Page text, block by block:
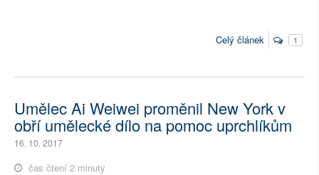
Celý článek 1
Umělec Ai Weiwei proměnil New York v
obří umělecké dílo na pomoc uprchlíkům
16. 10. 2017
čas čtení 2 minuty